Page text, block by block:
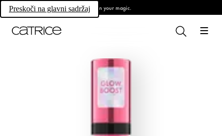
Preskoči na glavni sadržaj Own your magic.